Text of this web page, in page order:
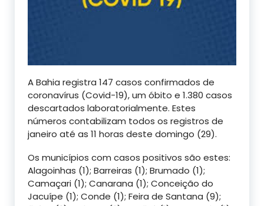
A Bahia registra 147 casos confirmados de
coronavírus (Covid-19), um óbito e 1.380 casos
descartados laboratorialmente. Estes
números contabilizam todos os registros de
janeiro até as 11 horas deste domingo (29).
Os municípios com casos positivos são estes:
Alagoinhas (1); Barreiras (1); Brumado (1);
Camaçari (1); Canarana (1); Conceição do
Jacuípe (1); Conde (1); Feira de Santana (9);